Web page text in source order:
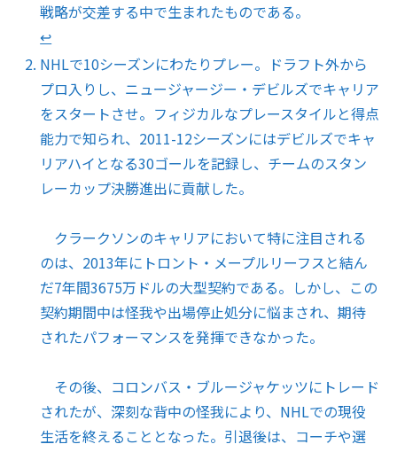
戦略が交差する中で生まれたものである。
↩︎
NHLで10シーズンにわたりプレー。ドラフト外から
プロ入りし、ニュージャージー・デビルズでキャリア
をスタートさせ。フィジカルなプレースタイルと得点
能力で知られ、2011-12シーズンにはデビルズでキャ
リアハイとなる30ゴールを記録し、チームのスタン
レーカップ決勝進出に貢献した。
クラークソンのキャリアにおいて特に注目される
のは、2013年にトロント・メープルリーフスと結ん
だ7年間3675万ドルの大型契約である。しかし、この
契約期間中は怪我や出場停止処分に悩まされ、期待
されたパフォーマンスを発揮できなかった。
その後、コロンバス・ブルージャケッツにトレード
されたが、深刻な背中の怪我により、NHLでの現役
生活を終えることとなった。引退後は、コーチや選